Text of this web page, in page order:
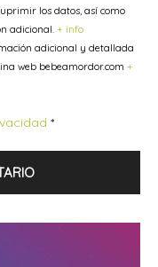
los datos, así como
adicional. + info
adicional y detallada
web bebeamordor.com +
*